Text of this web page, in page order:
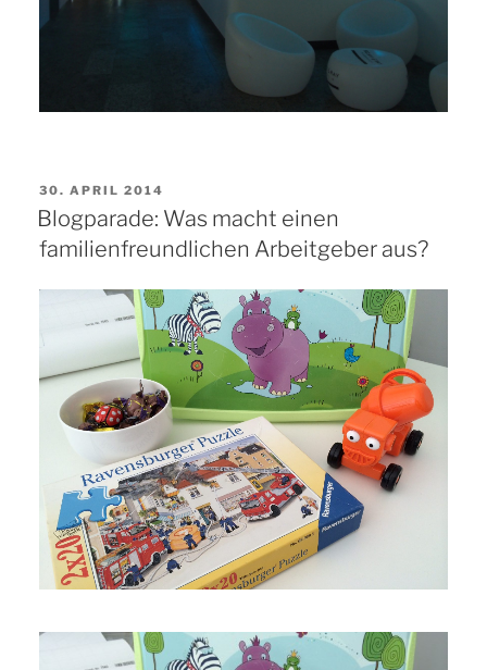
VERÖFFENTLICHT
AM
30. APRIL 2014
Blogparade: Was macht einen
familienfreundlichen Arbeitgeber aus?